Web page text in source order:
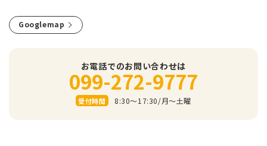
Googlemap
お電話でのお問い合わせは
099-272-9777
受付時間 8:30～17:30/⽉〜⼟曜